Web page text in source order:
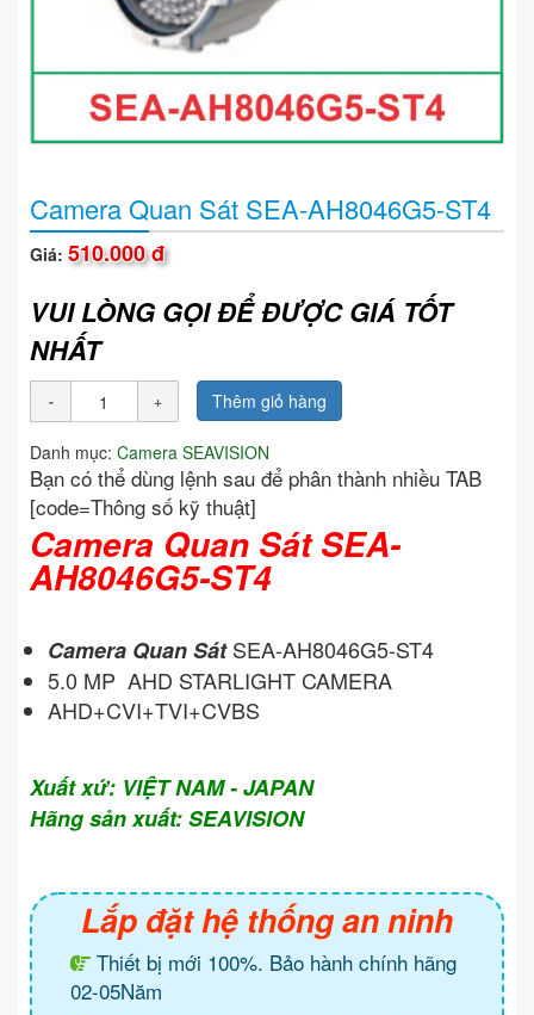
Camera Quan Sát SEA-AH8046G5-ST4
Giá: 510.000 đ
VUI LÒNG GỌI ĐỂ ĐƯỢC GIÁ TỐT
NHẤT
Thêm giỏ hàng
Danh mục: Camera SEAVISION
Bạn có thể dùng lệnh sau để phân thành nhiều TAB
[code=Thông số kỹ thuật]
Camera Quan Sát SEA-
AH8046G5-ST4
Camera Quan SátSEA-AH8046G5-ST4
5.0 MP AHD STARLIGHT CAMERA
AHD+CVI+TVI+CVBS
Xuất xứ: VIỆT NAM - JAPAN
Hãng sản xuất: SEAVISION
Lắp đặt hệ thống an ninh
Thiết bị mới 100%. Bảo hành chính hãng
02-05Năm